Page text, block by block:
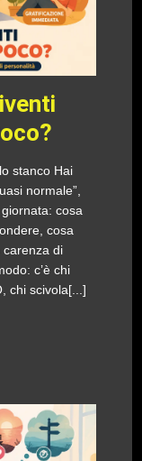
stanco Hai
normale”,
cosa
cosa
di
c’è chi
chi scivola[...]